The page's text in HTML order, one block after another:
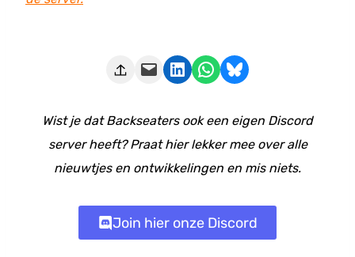
Deze pagina e-mailen Delen op LinkedIn Delen via WhatsApp Share on Bluesky
Wist je dat Backseaters ook een eigen Discord
server heeft? Praat hier lekker mee over alle
nieuwtjes en ontwikkelingen en mis niets.
Join hier onze Discord